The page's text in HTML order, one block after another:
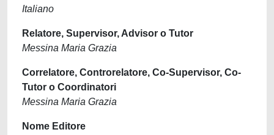
Italiano
Relatore, Supervisor, Advisor o Tutor
Messina Maria Grazia
Correlatore, Controrelatore, Co-Supervisor, Co-
Tutor o Coordinatori
Messina Maria Grazia
Nome Editore